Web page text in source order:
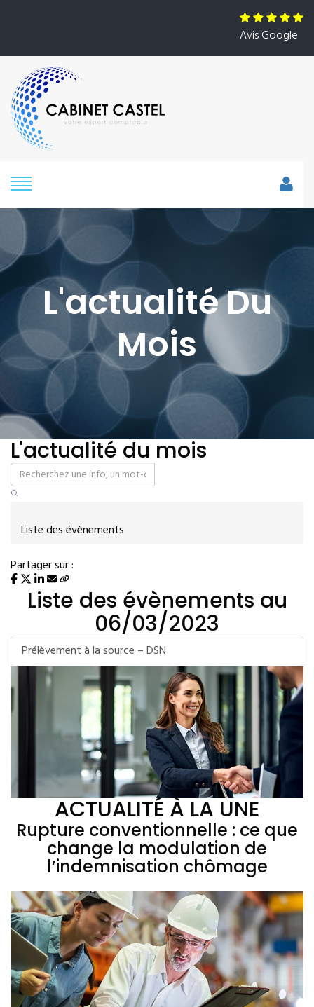
Avis Google
L'actualité Du
Mois
L'actualité du mois
Liste des évènements
Partager sur :
Liste des évènements au
06/03/2023
Prélèvement à la source – DSN
ACTUALITÉ À LA UNE
Rupture conventionnelle : ce que
change la modulation de
l’indemnisation chômage